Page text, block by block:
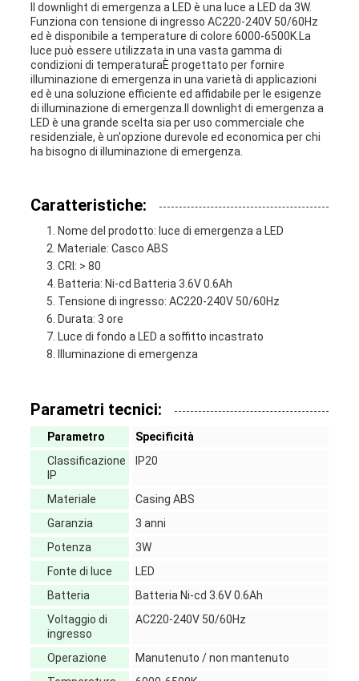
Il downlight di emergenza a LED è una luce a LED da 3W.
Funziona con tensione di ingresso AC220-240V 50/60Hz
ed è disponibile a temperature di colore 6000-6500K.La
luce può essere utilizzata in una vasta gamma di
condizioni di temperaturaÈ progettato per fornire
illuminazione di emergenza in una varietà di applicazioni
ed è una soluzione efficiente ed affidabile per le esigenze
di illuminazione di emergenza.Il downlight di emergenza a
LED è una grande scelta sia per uso commerciale che
residenziale, è un'opzione durevole ed economica per chi
ha bisogno di illuminazione di emergenza.
Caratteristiche:
Nome del prodotto: luce di emergenza a LED
Materiale: Casco ABS
CRI: > 80
Batteria: Ni-cd Batteria 3.6V 0.6Ah
Tensione di ingresso: AC220-240V 50/60Hz
Durata: 3 ore
Luce di fondo a LED a soffitto incastrato
Illuminazione di emergenza
Parametri tecnici:
Parametro
Specificità
Classificazione
IP
IP20
Materiale
Casing ABS
Garanzia
3 anni
Potenza
3W
Fonte di luce
LED
Batteria
Batteria Ni-cd 3.6V 0.6Ah
Voltaggio di
ingresso
AC220-240V 50/60Hz
Operazione
Manutenuto / non mantenuto